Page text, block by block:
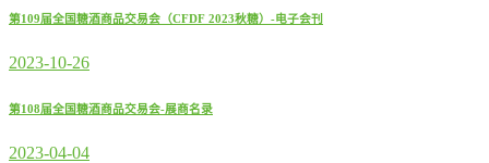
第109届全国糖酒商品交易会（CFDF 2023秋糖）-电子会刊
2023-10-26
第108届全国糖酒商品交易会-展商名录
2023-04-04